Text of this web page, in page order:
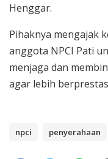
Henggar.
Pihaknya mengajak
anggota NPCI Pati
menjaga dan
agar lebih
npci penyerahaan